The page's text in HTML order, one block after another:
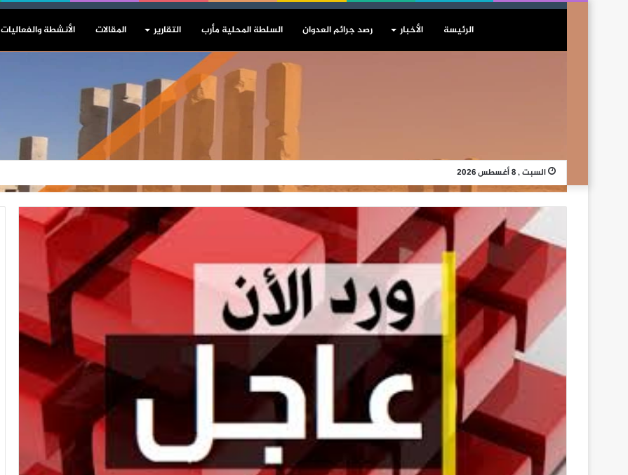
الرئيسة الأخبار رصد جرائم العدوان السلطة المحلية مأرب التقارير المقالات الأنشطة والفعاليات
السبت , 8 أغسطس 2026